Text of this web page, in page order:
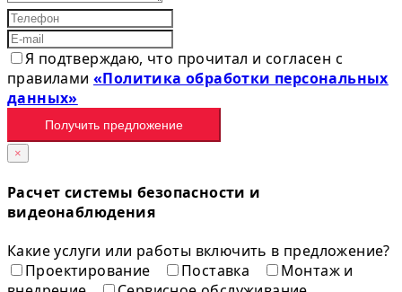
Я подтверждаю, что прочитал и согласен с
правилами«Политика обработки персональных
данных»
Получить предложение
×
Расчет системы безопасности и
видеонаблюдения
Какие услуги или работы включить в предложение?
Проектирование
Поставка
Монтаж и